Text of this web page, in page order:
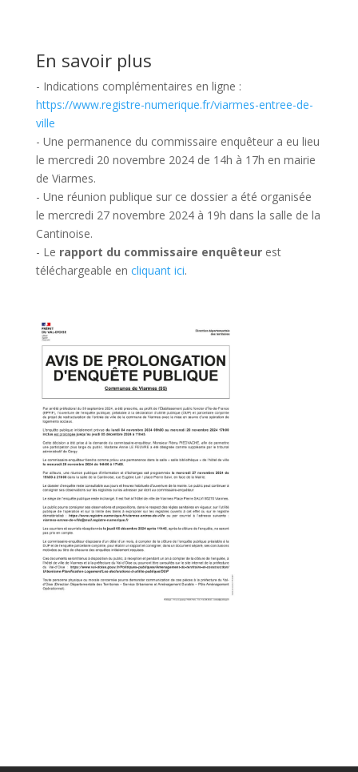
En savoir plus
- Indications complémentaires en ligne :
https://www.registre-numerique.fr/viarmes-entree-de-
ville
- Une permanence du commissaire enquêteur a eu lieu
le mercredi 20 novembre 2024 de 14h à 17h en mairie
de Viarmes.
- Une réunion publique sur ce dossier a été organisée
le mercredi 27 novembre 2024 à 19h dans la salle de la
Cantinoise.
- Le rapport du commissaire enquêteurest
téléchargeable en cliquant ici.